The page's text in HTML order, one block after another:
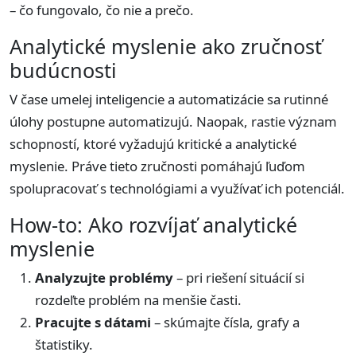
– čo fungovalo, čo nie a prečo.
Analytické myslenie ako zručnosť
budúcnosti
V čase umelej inteligencie a automatizácie sa rutinné
úlohy postupne automatizujú. Naopak, rastie význam
schopností, ktoré vyžadujú kritické a analytické
myslenie. Práve tieto zručnosti pomáhajú ľuďom
spolupracovať s technológiami a využívať ich potenciál.
How-to: Ako rozvíjať analytické
myslenie
Analyzujte problémy– pri riešení situácií si
rozdeľte problém na menšie časti.
Pracujte s dátami – skúmajte čísla, grafy a
štatistiky.